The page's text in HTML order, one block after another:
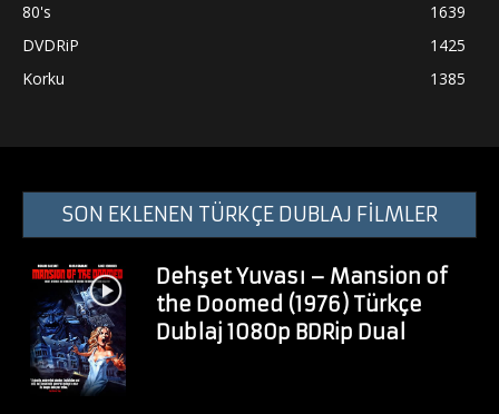
80's
1639
DVDRiP
1425
Korku
1385
SON EKLENEN TÜRKÇE DUBLAJ FİLMLER
Dehşet Yuvası – Mansion of
the Doomed (1976) Türkçe
Dublaj 1080p BDRip Dual